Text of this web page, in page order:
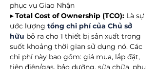
phục vụ Giao Nhận
▸ Total Cost of Ownership (TCO): Là sự
ước lượng tổng chi phí của Chủ sở
hữu bỏ ra cho 1 thiết bị sản xuất trong
suốt khoảng thời gian sử dụng nó. Các
chi phí này bao gồm: giá mua, lắp đặt,
tiện điện/gas, bảo dưỡng, sửa chữa, phụ